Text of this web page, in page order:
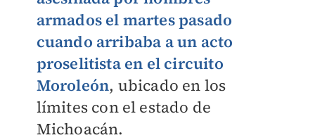
armados el martes pasado
cuando arribaba a un acto
proselitista en el circuito
Moroleón, ubicado en los
límites con el estado de
Michoacán.